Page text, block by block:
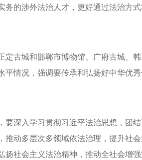
务的涉外法治人才，更好通过法治方
定古城和邯郸市博物馆、广府古城、
平情况，强调要传承和弘扬好中华优
要深入学习贯彻习近平法治思想，团
推动多层次多领域依法治理，提升社
扬社会主义法治精神，推动全社会增